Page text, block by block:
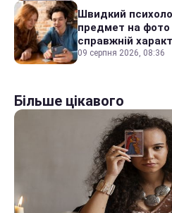
Швидкий
предмет на фото
справжній
09 серпня 2026, 08:36
Більше цікавого